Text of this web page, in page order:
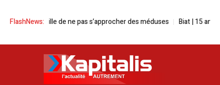
FlashNews:
conseille de ne pas s’approcher des méduses Biat | 15 ans de